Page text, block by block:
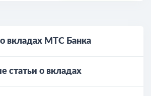
вкладах МТС Банка
статьи о вкладах